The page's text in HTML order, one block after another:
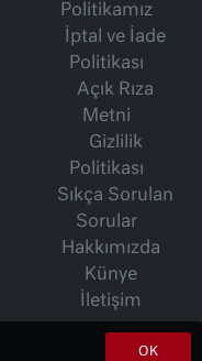
Politikamız
İptal ve İade
Politikası
Açık Rıza
Metni
Gizlilik
Politikası
Sıkça Sorulan
Sorular
Hakkımızda
Künye
İletişim
OK